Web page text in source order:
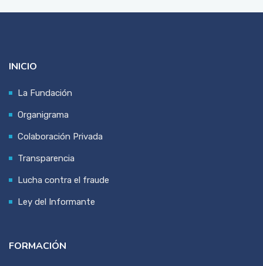
INICIO
La Fundación
Organigrama
Colaboración Privada
Transparencia
Lucha contra el fraude
Ley del Informante
FORMACIÓN